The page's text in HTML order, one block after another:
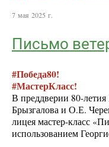
7 мая 2025 г.
Письмо
#Победа80!
#МастерКласс!
В преддверии 80-
Брызгалова и О.Е.
лицея мастер-класс
использованием